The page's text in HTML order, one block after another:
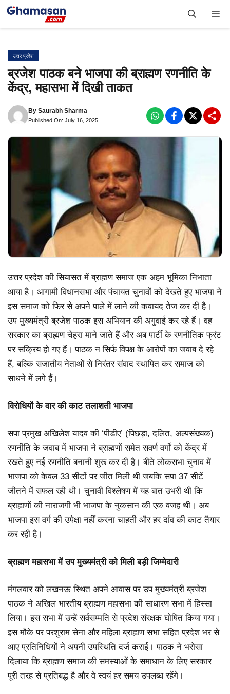
Skip
उत्तर प्रदेश
ब्रजेश पाठक बने भाजपा की ब्राह्मण रणनीति के
केंद्र, महासभा में दिखी ताकत
By Saurabh Sharma
Published On: July 16, 2025
उत्तर प्रदेश की सियासत में ब्राह्मण समाज एक अहम भूमिका निभाता
आया है। आगामी विधानसभा और पंचायत चुनावों को देखते हुए भाजपा ने
इस समाज को फिर से अपने पाले में लाने की कवायद तेज कर दी है।
उप मुख्यमंत्री ब्रजेश पाठक इस अभियान की अगुवाई कर रहे हैं। वह
सरकार का ब्राह्मण चेहरा माने जाते हैं और अब पार्टी के रणनीतिक फ्रंट
पर सक्रिय हो गए हैं। पाठक न सिर्फ विपक्ष के आरोपों का जवाब दे रहे
हैं, बल्कि सजातीय नेताओं से निरंतर संवाद स्थापित कर समाज को
साधने में लगे हैं।
विरोधियों के वार की काट तलाशती भाजपा
सपा प्रमुख अखिलेश यादव की ‘पीडीए’ (पिछड़ा, दलित, अल्पसंख्यक)
रणनीति के जवाब में भाजपा ने ब्राह्मणों समेत सवर्ण वर्गों को केंद्र में
रखते हुए नई रणनीति बनानी शुरू कर दी है। बीते लोकसभा चुनाव में
भाजपा को केवल 33 सीटों पर जीत मिली थी जबकि सपा 37 सीटें
जीतने में सफल रही थी। चुनावी विश्लेषण में यह बात उभरी थी कि
ब्राह्मणों की नाराजगी भी भाजपा के नुकसान की एक वजह थी। अब
भाजपा इस वर्ग की उपेक्षा नहीं करना चाहती और हर दांव की काट तैयार
कर रही है।
ब्राह्मण महासभा में उप मुख्यमंत्री को मिली बड़ी जिम्मेदारी
मंगलवार को लखनऊ स्थित अपने आवास पर उप मुख्यमंत्री ब्रजेश
पाठक ने अखिल भारतीय ब्राह्मण महासभा की साधारण सभा में हिस्सा
लिया। इस सभा में उन्हें सर्वसम्मति से प्रदेश संरक्षक घोषित किया गया।
इस मौके पर परशुराम सेना और महिला ब्राह्मण सभा सहित प्रदेश भर से
आए प्रतिनिधियों ने अपनी उपस्थिति दर्ज कराई। पाठक ने भरोसा
दिलाया कि ब्राह्मण समाज की समस्याओं के समाधान के लिए सरकार
पूरी तरह से प्रतिबद्ध है और वे स्वयं हर समय उपलब्ध रहेंगे।